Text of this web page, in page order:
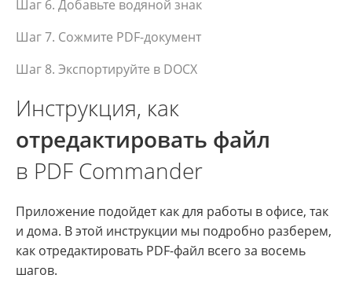
Инструкция, как
отредактировать файл
в PDF Commander
Приложение подойдет как для работы в офисе, так
и дома. В этой инструкции мы подробно разберем,
как отредактировать PDF-файл всего за восемь
шагов.
Шаг 6. Добавьте водяной знак
Шаг 7. Сожмите PDF-документ
Шаг 8. Экспортируйте в DOCX